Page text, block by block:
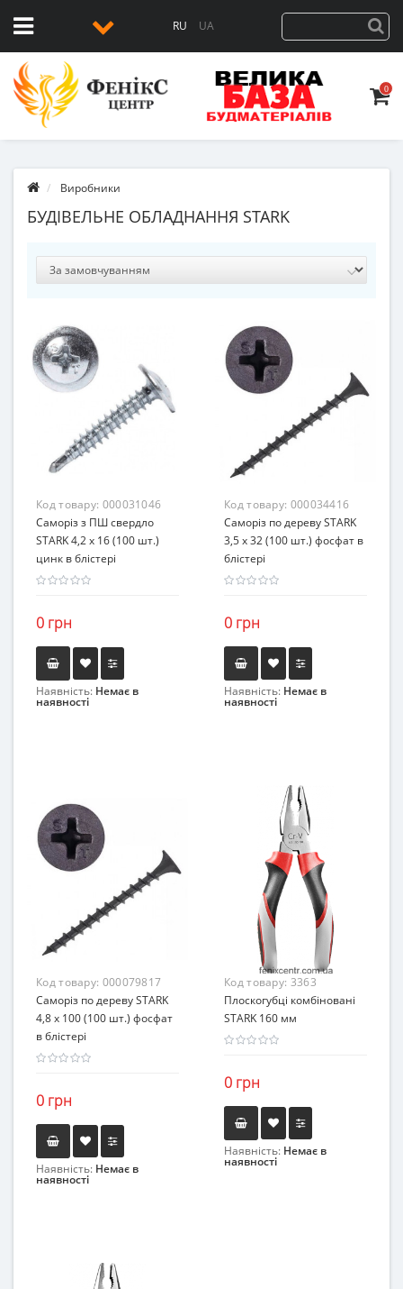
RU UA
0
Виробники
БУДІВЕЛЬНЕ ОБЛАДНАННЯ STARK
Код товару: 000031046
Саморіз з ПШ свердло
STARK 4,2 х 16 (100 шт.)
цинк в блістері
0 грн
Наявність: Немає в
наявності
Код товару: 000034416
Саморіз по дереву STARK
3,5 х 32 (100 шт.) фосфат в
блістері
0 грн
Наявність: Немає в
наявності
Код товару: 000079817
Саморіз по дереву STARK
4,8 х 100 (100 шт.) фосфат
в блістері
0 грн
Наявність: Немає в
наявності
Код товару: 3363
Плоскогубці комбіновані
STARK 160 мм
0 грн
Наявність: Немає в
наявності